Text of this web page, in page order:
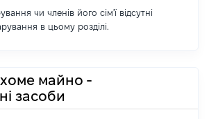
чи членів його сім'ї відсутні
в цьому розділі.
майно -
засоби